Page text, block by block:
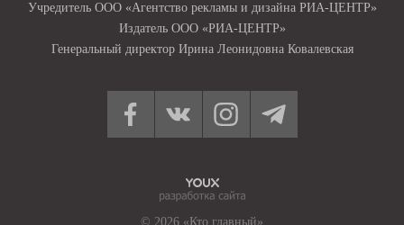
Учредитель ООО «Агентство рекламы и дизайна РИА-ЦЕНТР»
Издатель ООО «РИА-ЦЕНТР»
Генеральный директор Ирина Леонидовна Ковалевская
© 2026 «Кто главный»